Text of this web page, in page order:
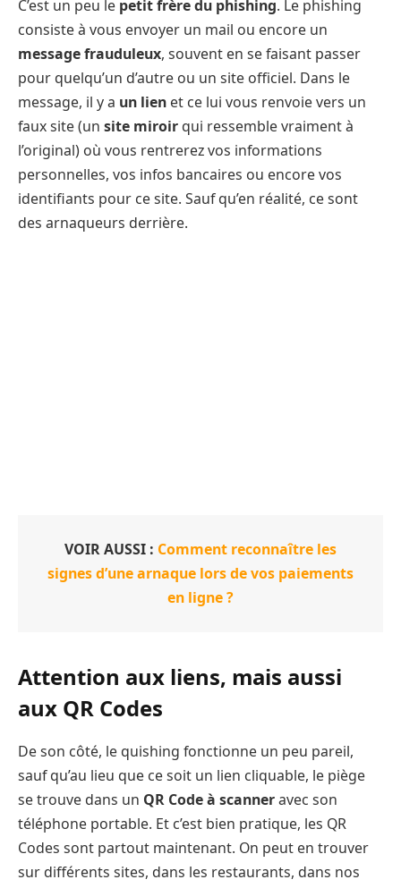
C’est un peu le petit frère du phishing. Le phishing
consiste à vous envoyer un mail ou encore un
message frauduleux, souvent en se faisant passer
pour quelqu’un d’autre ou un site officiel. Dans le
message, il y a un lien et ce lui vous renvoie vers un
faux site (un site miroir qui ressemble vraiment à
l’original) où vous rentrerez vos informations
personnelles, vos infos bancaires ou encore vos
identifiants pour ce site. Sauf qu’en réalité, ce sont
des arnaqueurs derrière.
VOIR AUSSI : Comment reconnaître les
signes d’une arnaque lors de vos paiements
en ligne ?
Attention aux liens, mais aussi
aux QR Codes
De son côté, le quishing fonctionne un peu pareil,
sauf qu’au lieu que ce soit un lien cliquable, le piège
se trouve dans un QR Code à scanneravec son
téléphone portable. Et c’est bien pratique, les QR
Codes sont partout maintenant. On peut en trouver
sur différents sites, dans les restaurants, dans nos